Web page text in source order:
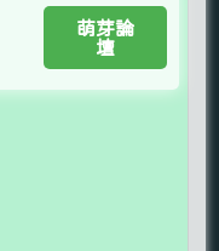
萌芽論
壇